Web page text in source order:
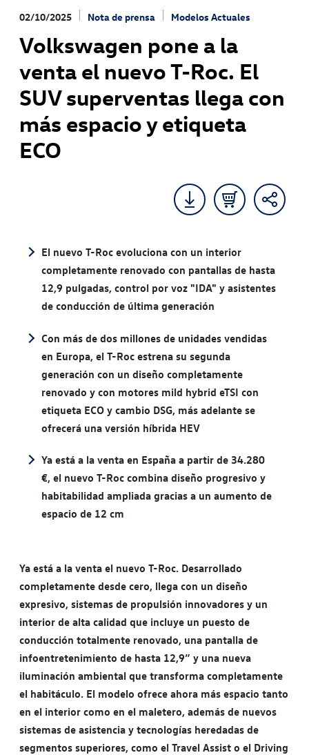
02/10/2025 Nota de prensa Modelos Actuales
Volkswagen pone a la
venta el nuevo T-Roc. El
SUV superventas llega con
más espacio y etiqueta
ECO
El nuevo T-Roc evoluciona con un interior
completamente renovado con pantallas de hasta
12,9 pulgadas, control por voz "IDA" y asistentes
de conducción de última generación
Con más de dos millones de unidades vendidas
en Europa, el T-Roc estrena su segunda
generación con un diseño completamente
renovado y con motores mild hybrid eTSI con
etiqueta ECO y cambio DSG, más adelante se
ofrecerá una versión híbrida HEV
Ya está a la venta en España a partir de 34.280
€, el nuevo T-Roc combina diseño progresivo y
habitabilidad ampliada gracias a un aumento de
espacio de 12 cm
Ya está a la venta el nuevo T-Roc. Desarrollado
completamente desde cero, llega con un diseño
expresivo, sistemas de propulsión innovadores y un
interior de alta calidad que incluye un puesto de
conducción totalmente renovado, una pantalla de
infoentretenimiento de hasta 12,9” y una nueva
iluminación ambiental que transforma completamente
el habitáculo. El modelo ofrece ahora más espacio tanto
en el interior como en el maletero, además de nuevos
sistemas de asistencia y tecnologías heredadas de
segmentos superiores, como el Travel Assist o el Driving